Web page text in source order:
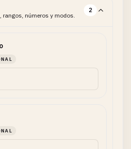
números y modos.
2